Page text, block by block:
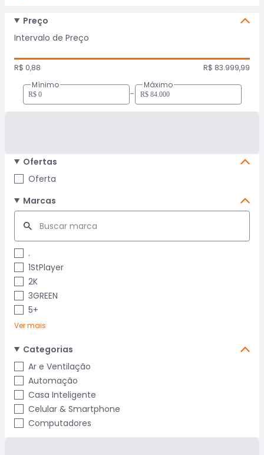
Preço
Intervalo de Preço
R$ 0,88
R$ 83.999,99
Mínimo
-
Máximo
Ofertas
Oferta
Marcas
.
1StPlayer
2K
3GREEN
5+
Ver mais
Categorias
Ar e Ventilação
Automação
Casa Inteligente
Celular & Smartphone
Computadores